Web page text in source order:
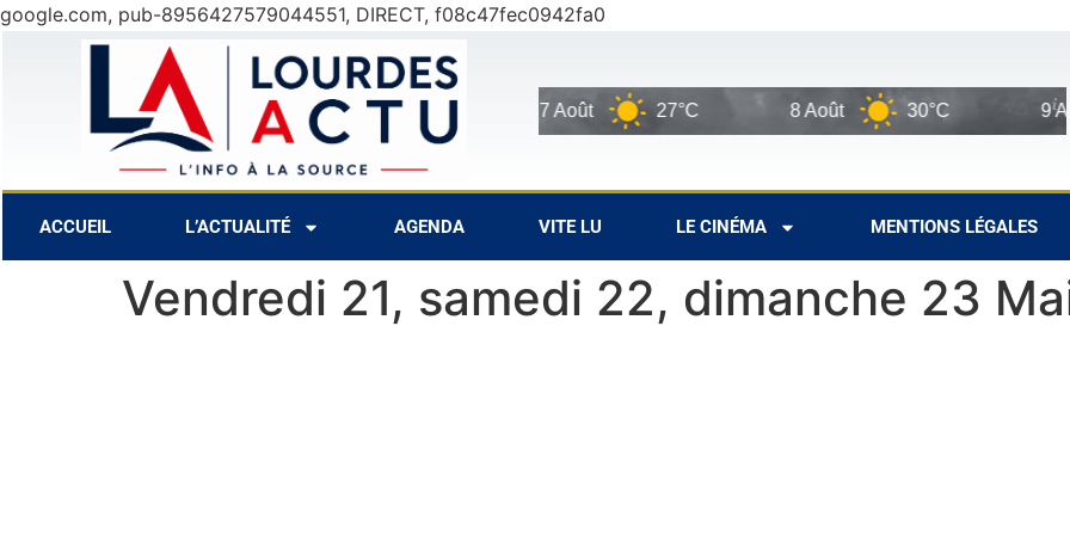
google.com, pub-8956427579044551, DIRECT, f08c47fec0942fa0
6 Août 25°C 7 Août 27°C 8 Août 30°C 9 Août
ACCUEIL L’ACTUALITÉ AGENDA VITE LU LE CINÉMA MENTIONS LÉGALES
Vendredi 21, samedi 22, dimanche 23